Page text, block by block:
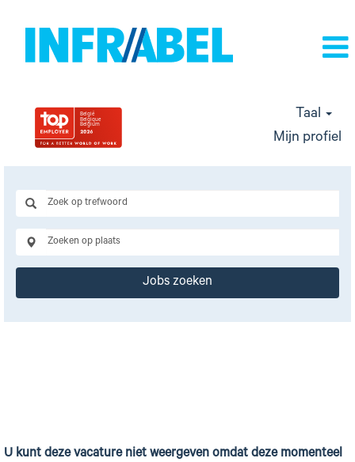
Taal
Mijn profiel
Jobs zoeken
U kunt deze vacature niet weergeven omdat deze momenteel